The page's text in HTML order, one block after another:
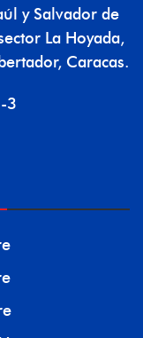
y Salvador de
La Hoyada,
Caracas.
3